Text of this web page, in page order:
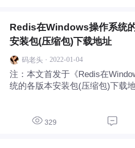
框架，同时随着用户应对越来越
景而提供持续的支持。首先3.0版
化，3.0 还引入了 [Composit...
Redis在Windows操作系统
安装包(压缩包)下载地址
码老头· 2022-01-04
注：本文首发于《Redis在
统的各版本安装包(压缩包)下载
还是Java，Go或者其他开发语言
329